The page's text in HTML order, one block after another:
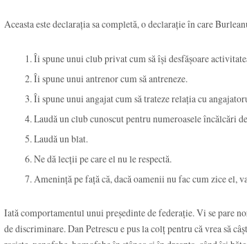
Aceasta este declarația sa completă, o declarație în care
Îi spune unui club privat cum să își desfășoare
Îi spune unui antrenor cum să antreneze.
Îi spune unui angajat cum să trateze relația cu
Laudă un club cunoscut pentru numeroasele încălcări
Laudă un blat.
Ne dă lecții pe care el nu le respectă.
Amenință pe față că, dacă oamenii nu fac cum zice el,
Iată comportamentul unui președinte de federație. Vi se pare
de discriminare. Dan Petrescu e pus la colț pentru că vrea să